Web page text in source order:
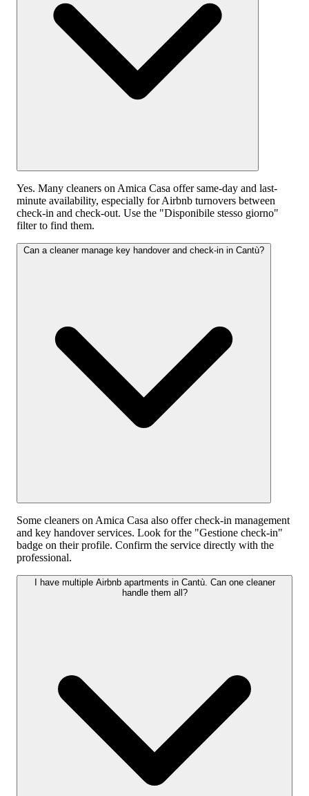
Yes. Many cleaners on Amica Casa offer same-day and last-
minute availability, especially for Airbnb turnovers between
check-in and check-out. Use the "Disponibile stesso giorno"
filter to find them.
Can a cleaner manage key handover and check-in in Cantù?
Some cleaners on Amica Casa also offer check-in management
and key handover services. Look for the "Gestione check-in"
badge on their profile. Confirm the service directly with the
professional.
I have multiple Airbnb apartments in Cantù. Can one cleaner
handle them all?